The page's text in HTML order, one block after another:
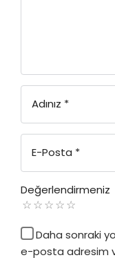
Adınız *
E-Posta *
Değerlendirmeniz
Daha sonraki
e-posta adresim